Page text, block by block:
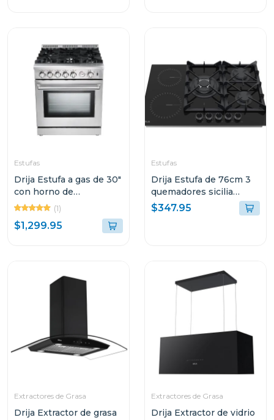
Estufas
Drija Estufa a gas de 30"
con horno de
convección
(1)
$1,299.95
Estufas
Drija Estufa de 76cm 3
quemadores sicilia
touch
$347.95
Extractores de Grasa
Drija Extractor de grasa
Extractores de Grasa
Drija Extractor de vidrio